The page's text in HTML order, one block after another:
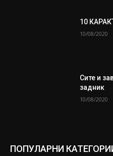
10
10/08/2020
Сите и
задник
10/08/2020
ПОПУЛАРНИ